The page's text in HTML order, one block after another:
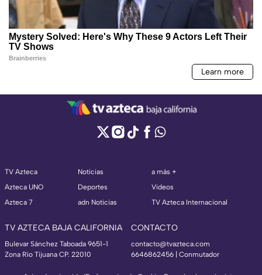
TV Azteca
Azteca UNO
Azteca 7
Noticias
Deportes
adn Noticias
a más +
Videos
TV Azteca Internacional
TV AZTECA BAJA CALIFORNIA
Bulevar Sánchez Taboada 9651-1
Zona Río Tijuana CP. 22010
CONTACTO
contacto@tvazteca.com
6646862456 | Conmutador